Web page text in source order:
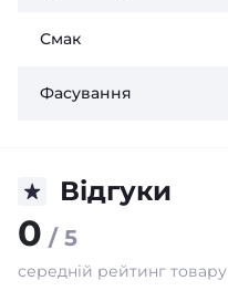
Смак
Фасування
Відгуки
0 / 5
середній рейтинг товару